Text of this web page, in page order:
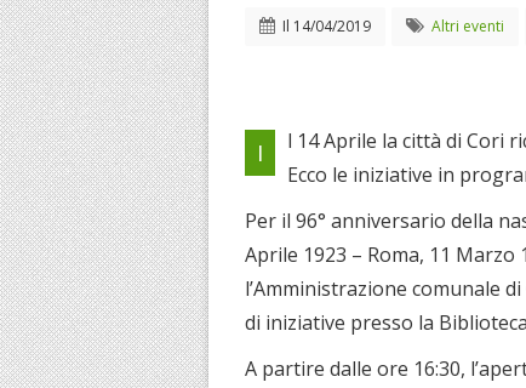
Il 14/04/2019 Altri eventi
I
l 14 Aprile la città di Cori
Ecco le iniziative in
Per il 96° anniversario della
Aprile 1923 – Roma, 11 Marzo
l’Amministrazione comunale
di iniziative presso la
A partire dalle ore 16:30,